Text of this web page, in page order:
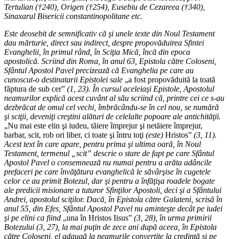
Tertulian (†240), Origen (†254), Eusebiu de Cezareea (†340),
Sinaxarul Bisericii constantinopolitane etc.
Este deosebit de semnificativ că şi unele texte din Noul Testament
dau mărturie, direct sau indirect, despre propovăduirea Sfintei
Evanghelii, în primul rând, în Sciţia Mică, încă din epoca
apostolică. Scriind din Roma, în anul 63, Epistola către Coloseni,
Sfântul Apostol Pavel precizează că Evanghelia pe care au
cunoscut-o destinatarii Epistolei sale „a fost propovăduită la toată
făptura de sub cer” (1, 23). În cursul aceleiaşi Epistole, Apostolul
neamurilor explică acest cuvânt al său scriind că, printre cei ce s-au
dezbrăcat de omul cel vechi, îmbrăcându-se în cel nou, se numără
şi sciţii, deveniţi creştini alături de celelalte popoare ale antichităţii.
„Nu mai este elin şi iudeu, tăiere împrejur şi netăiere împrejur,
barbar, scit, rob ori liber, ci toate şi întru toţi (este) Hristos” (3, 11).
Acest text în care apare, pentru prima şi ultima oară, în Noul
Testament, termenul „scit” descrie o stare de fapt pe care Sfântul
Apostol Pavel o consemnează nu numai pentru a arăta adâncile
prefaceri pe care învăţătura evanghelică le săvârşise în cugetele
celor ce au primit Botezul, dar şi pentru a înfăţişa roadele bogate
ale predicii misionare a tuturor Sfinţilor Apostoli, deci şi a Sfântului
Andrei, apostolul sciţilor. Dacă, în Epistola către Galateni, scrisă în
anul 55, din Efes, Sfântul Apostol Pavel nu aminteşte decât pe iudei
şi pe elini ca fiind „una în Hristos Iisus” (3, 28), în urma primirii
Botezului (3, 27), la mai puţin de zece ani după aceea, în Epistola
către Coloseni, el adaugă la neamurile convertite la credinţă şi pe